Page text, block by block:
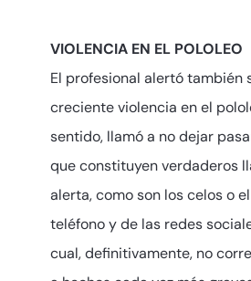
VIOLENCIA EN EL POLOLEO
El profesional alertó también
creciente violencia en el
sentido, llamó a no dejar
que constituyen verdaderos
alerta, como son los celos o
teléfono y de las redes
cual, definitivamente, no